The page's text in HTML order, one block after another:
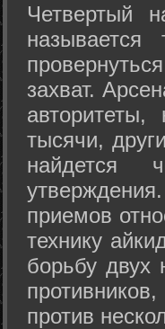
Четвертый
захват.
тысячи,
найдется
приемов
технику
борьбу двух
против